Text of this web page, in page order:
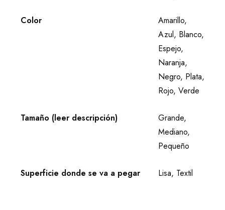
Color
Amarillo,
Azul, Blanco,
Espejo,
Naranja,
Negro, Plata,
Rojo, Verde
Tamaño (leer descripción)
Grande,
Mediano,
Pequeño
Superficie donde se va a pegar Lisa, Textil